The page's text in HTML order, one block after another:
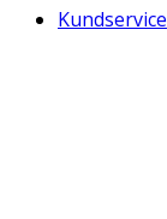
Kundservice